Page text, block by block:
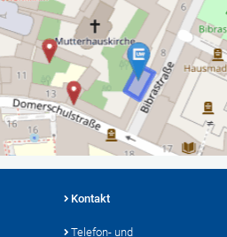
Kontakt
Telefon- und